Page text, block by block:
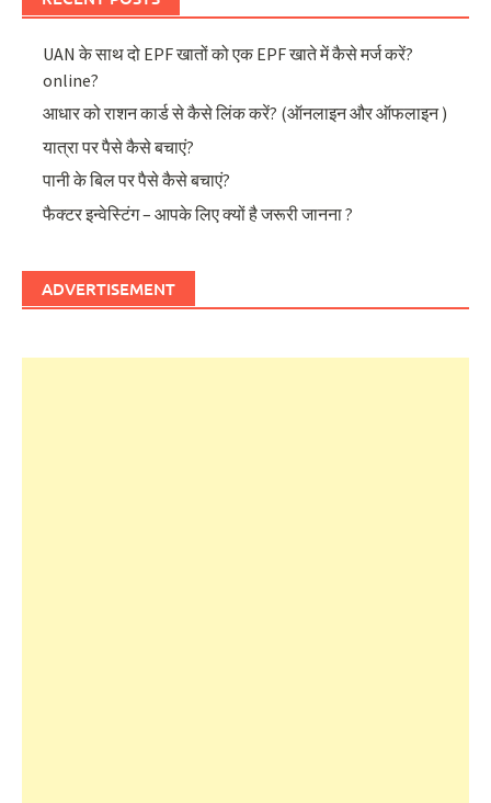
UAN के साथ दो EPF खातों को एक EPF खाते में कैसे मर्ज करें?
online?
आधार को राशन कार्ड से कैसे लिंक करें? (ऑनलाइन और ऑफलाइन )
यात्रा पर पैसे कैसे बचाएं?
पानी के बिल पर पैसे कैसे बचाएं?
फैक्टर इन्वेस्टिंग – आपके लिए क्यों है जरूरी जानना ?
ADVERTISEMENT